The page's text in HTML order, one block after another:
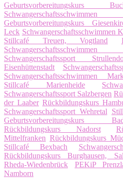
Geburtsvorbereitungskurs
Leck Schwangerschaftsschwimmen
Stillcafé Treuen, Vogtland
Schwangerschaftssport
Eisenhüttenstadt
Schwangerschaftsschwimmen
Stillcafé Marienheide
Schwangerschaftssport Salzbergen
der Laaber Rückbildungskurs
Schwangerschaftssport Wehretal
Geburtsvorbereitungskurs
Rückbildungskurs Nadorst
Mittelfranken Rückbildungskurs
Stillcafé Bexbach
Rückbildungskurs Burghausen,
Rheda-Wiedenbrück
PEKiP
Namborn